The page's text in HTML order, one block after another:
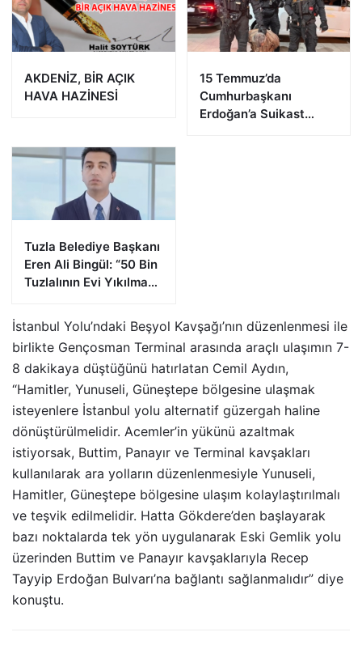
AKDENİZ, BİR AÇIK
HAVA HAZİNESİ
15 Temmuz’da
Cumhurbaşkanı
Erdoğan’a Suikast
Tuzla Belediye Başkanı
Eren Ali Bingül: “50 Bin
Tuzlalının Evi Yıkılma
İstanbul Yolu’ndaki Beşyol Kavşağı’nın düzenlenmesi ile
birlikte Gençosman Terminal arasında araçlı ulaşımın 7-
8 dakikaya düştüğünü hatırlatan Cemil Aydın,
“Hamitler, Yunuseli, Güneştepe bölgesine ulaşmak
isteyenlere İstanbul yolu alternatif güzergah haline
dönüştürülmelidir. Acemler’in yükünü azaltmak
istiyorsak, Buttim, Panayır ve Terminal kavşakları
kullanılarak ara yolların düzenlenmesiyle Yunuseli,
Hamitler, Güneştepe bölgesine ulaşım kolaylaştırılmalı
ve teşvik edilmelidir. Hatta Gökdere’den başlayarak
bazı noktalarda tek yön uygulanarak Eski Gemlik yolu
üzerinden Buttim ve Panayır kavşaklarıyla Recep
Tayyip Erdoğan Bulvarı’na bağlantı sağlanmalıdır” diye
konuştu.